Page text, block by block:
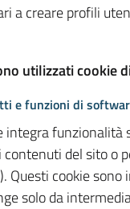
a creare profili
utilizzati cookie
e funzioni di
integra
del sito o
Questi cookie
solo da